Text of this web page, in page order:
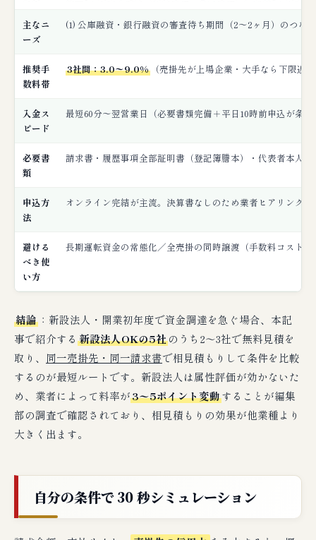
法人ユーザーの傾向）
👎 悪い口コミ・不満の傾向
編集部が率直に指摘する新設法人ファクタ
🔍 「新設法人 ファクタリング 怪しい」「開
に応える
索意図への回答
「開業初年度 ファクタリング 個人事業主」の
検索意図への回答
📝 新設法人の申込フロー：書類準備・タイ
ムライン・4ステップ
① 新設法人の書類準備チェックリスト
までの時刻単位フロー
③ 申込から入金までの4ステップ（公式フロ
主なニ
ーズ
(1) 公庫融資・銀行融資の審査待ち期間（2〜2ヶ月）のつ
推奨手
数料帯
3社間：3.0〜9.0% （売掛先が上場企業・大手なら下限近
入金ス
ピード
最短60分〜翌営業日（必要書類完備＋平日10時前申込が条件
必要書
類
請求書・履歴事項全部証明書（登記簿謄本）・代表者本人
申込方
法
オンライン完結が主流。決算書なしのため業者ヒアリング
避ける
べき使
い方
長期運転資金の常態化／全売掛の同時譲渡（手数料コスト
結論 ：新設法人・開業初年度で資金調達を急ぐ場合、本記
事で紹介する 新設法人OKの5社のうち2〜3社で無料見積を
取り、 同一売掛先・同一請求書で相見積もりして条件を比較
するのが最短ルートです。新設法人は属性評価が効かないた
め、業者によって料率が3〜5ポイント変動することが編集
部の調査で確認されており、相見積もりの効果が他業種より
大きく出ます。
自分の条件で 30 秒シミュレーション